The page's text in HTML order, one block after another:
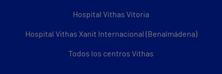
Hospital Vithas Vitoria
Hospital Vithas Xanit Internacional (Benalmádena)
Todos los centros Vithas